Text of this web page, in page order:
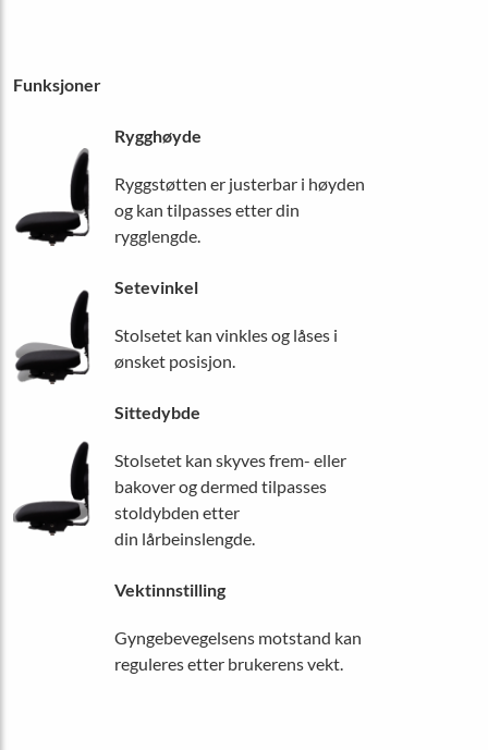
Funksjoner
Rygghøyde
Ryggstøtten er justerbar i høyden
og kan tilpasses etter din
rygglengde.
Setevinkel
Stolsetet kan vinkles og låses i
ønsket posisjon.
Sittedybde
Stolsetet kan skyves frem- eller
bakover og dermed tilpasses
stoldybden etter
din lårbeinslengde.
Vektinnstilling
Gyngebevegelsens motstand kan
reguleres etter brukerens vekt.